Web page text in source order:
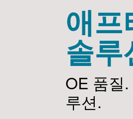
애
솔루
OE 품질
루션.